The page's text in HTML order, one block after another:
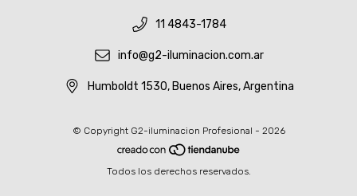
11 4843-1784
info@g2-iluminacion.com.ar
Humboldt 1530, Buenos Aires, Argentina
© Copyright G2-iluminacion Profesional - 2026
Todos los derechos reservados.